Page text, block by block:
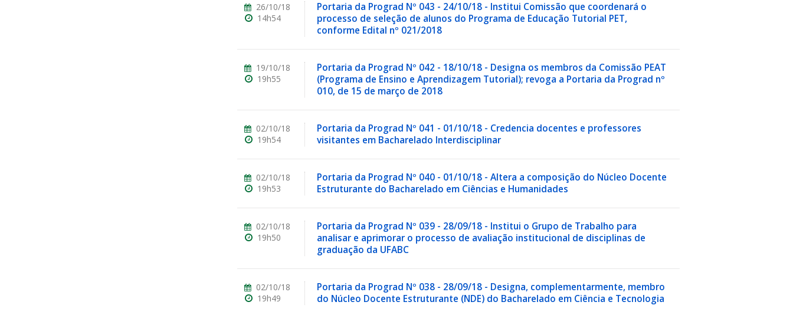
Portaria da Prograd Nº 043 - 24/10/18 - Institui Comissão que coordenará o
processo de seleção de alunos do Programa de Educação Tutorial PET,
conforme Edital nº 021/2018
26/10/18
14h54
Portaria da Prograd Nº 042 - 18/10/18 - Designa os membros da Comissão PEAT
(Programa de Ensino e Aprendizagem Tutorial); revoga a Portaria da Prograd nº
010, de 15 de março de 2018
19/10/18
19h55
Portaria da Prograd Nº 041 - 01/10/18 - Credencia docentes e professores
visitantes em Bacharelado Interdisciplinar
02/10/18
19h54
Portaria da Prograd Nº 040 - 01/10/18 - Altera a composição do Núcleo Docente
Estruturante do Bacharelado em Ciências e Humanidades
02/10/18
19h53
Portaria da Prograd Nº 039 - 28/09/18 - Institui o Grupo de Trabalho para
analisar e aprimorar o processo de avaliação institucional de disciplinas de
graduação da UFABC
02/10/18
19h50
Portaria da Prograd Nº 038 - 28/09/18 - Designa, complementarmente, membro
do Núcleo Docente Estruturante (NDE) do Bacharelado em Ciência e Tecnologia
02/10/18
19h49